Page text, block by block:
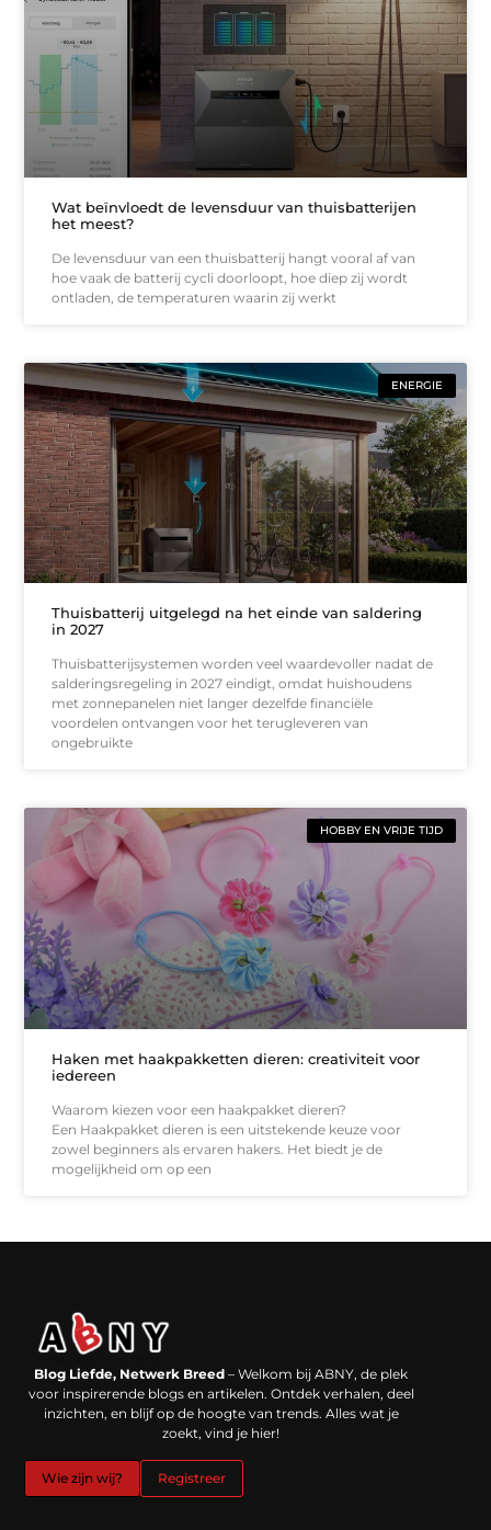
Wat beïnvloedt de levensduur van thuisbatterijen
het meest?
De levensduur van een thuisbatterij hangt vooral af van
hoe vaak de batterij cycli doorloopt, hoe diep zij wordt
ontladen, de temperaturen waarin zij werkt
ENERGIE
Thuisbatterij uitgelegd na het einde van saldering
in 2027
Thuisbatterijsystemen worden veel waardevoller nadat de
salderingsregeling in 2027 eindigt, omdat huishoudens
met zonnepanelen niet langer dezelfde financiële
voordelen ontvangen voor het terugleveren van
ongebruikte
HOBBY EN VRIJE TIJD
Haken met haakpakketten dieren: creativiteit voor
iedereen
Waarom kiezen voor een haakpakket dieren?
Een Haakpakket dieren is een uitstekende keuze voor
zowel beginners als ervaren hakers. Het biedt je de
mogelijkheid om op een
Blog Liefde, Netwerk Breed – Welkom bij ABNY, de plek
voor inspirerende blogs en artikelen. Ontdek verhalen, deel
inzichten, en blijf op de hoogte van trends. Alles wat je
zoekt, vind je hier!
Wie zijn wij? Registreer